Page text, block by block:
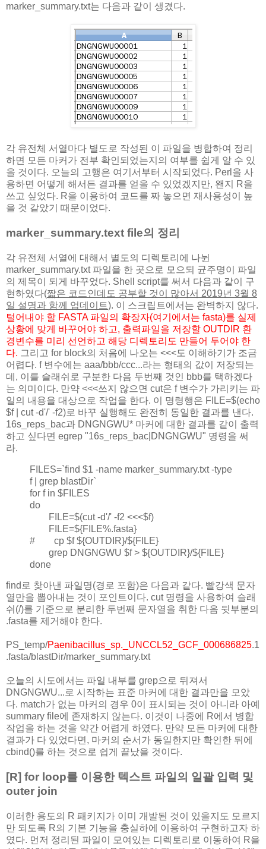
marker_summary.txt는 다음과 같이 생겼다.
각 유전체 서열마다 별도로 작성된 이 파일을 병합하여 정리
하면 모든 마커가 전부 확인되었는지의 여부를 쉽게 알 수 있
을 것이다. 오늘의 고행은 여기서부터 시작되었다. Perl을 사
용하면 어떻게 해서든 결과를 얻을 수 있었겠지만, 왠지 R을
쓰고 싶었다. R을 이용하여 코드를 짜 놓으면 재사용성이 높
을 것 같았기 때문이었다.
marker_summary.text file의 정리
각 유전체 서열에 대해서 별도의 디렉토리에 나뉜
marker_summary.txt 파일을 한 곳으로 모으되 균주명이 파일
의 제목이 되게 바꾸었다. Shell script를 써서 다음과 같이 구
현하였다(짧은 코드인데도 공부할 것이 많아서 2019년 3월 8
일 설명과 함께 업데이트). 이 스크립트에서는 완벽하지 않다.
털어내야 할 FASTA 파일의 확장자(여기에서는 fasta)를 실제
상황에 맞게 바꾸어야 하고, 출력파일을 저장할 OUTDIR 환
경변수를 미리 선언하고 해당 디렉토리도 만들어 두어야 한
다. 그리고 for block의 처음에 나오는 <<<도 이해하기가 조금
어렵다. f 변수에는 aaa/bbb/ccc...라는 형태의 값이 저장되는
데, 이를 슬래쉬로 구분한 다음 두번째 것인 bbb를 택하겠다
는 의미이다. 만약 <<<쓰지 않으면 cut은 f 변수가 가리키는 파
일의 내용을 대상으로 작업을 한다. 이 명령행은 FILE=$(echo
$f | cut -d'/' -f2)로 바꾸 실행해도 완전히 동일한 결과를 낸다.
16s_reps_bac과 DNGNGWU* 마커에 대한 결과를 같이 출력
하고 싶다면 egrep "16s_reps_bac|DNGNGWU" 명령을 써
라.
FILES=`find $1 -name marker_summary.txt -type
f | grep blastDir`
for f in $FILES
do
FILE=$(cut -d'/' -f2 <<<$f)
FILE=${FILE%.fasta}
# cp $f ${OUTDIR}/${FILE}
grep DNGNGWU $f > ${OUTDIR}/${FILE}
done
find로 찾아낸 파일명(경로 포함)은 다음과 같다. 빨강색 문자
열만을 뽑아내는 것이 포인트이다. cut 명령을 사용하여 슬래
쉬(/)를 기준으로 분리한 두번째 문자열을 취한 다음 뒷부분의
.fasta를 제거해야 한다.
PS_temp/Paenibacillus_sp._UNCCL52_GCF_000686825.1
.fasta/blastDir/marker_summary.txt
오늘의 시도에서는 파일 내부를 grep으로 뒤져서
DNGNGWU...로 시작하는 표준 마커에 대한 결과만을 모았
다. match가 없는 마커의 경우 0이 표시되는 것이 아니라 아예
summary file에 존재하지 않는다. 이것이 나중에 R에서 병합
작업을 하는 것을 약간 어렵게 하였다. 만약 모든 마커에 대한
결과가 다 있었다면, 마커의 순서가 동일한지만 확인한 뒤에
cbind()를 하는 것으로 쉽게 끝났을 것이다.
[R] for loop를 이용한 텍스트 파일의 일괄 입력 및
outer join
이러한 용도의 R 패키지가 이미 개발된 것이 있을지도 모르지
만 되도록 R의 기본 기능을 충실하에 이용하여 구현하고자 하
였다. 먼저 정리된 파일이 모여있는 디렉토리로 이동하여 R을